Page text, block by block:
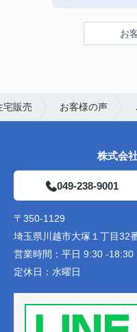
お
宅販売 お客様の声
株式会
049-238-9001
〒350-1129
埼玉県川越市大塚１丁目32
営業時間： 平日 9:30 -
定休日： 水曜日